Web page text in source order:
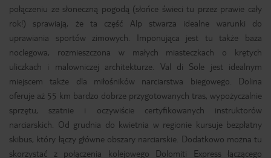
połączeniu ze słoneczną pogodą (słońce świeci tu przez prawie cały
rok!) sprawiają, że ta część Alp stwarza idealne warunki do
uprawiania sportów zimowych. Imponująca jest tu także baza
noclegowa, rozmieszczona w małych miasteczkach o krętych
uliczkach i malowniczej architekturze. Val di Sole jest idealnym
miejscem także dla miłośników narciarstwa biegowego. Dolina
oferuje aż 55 km bardzo dobrze przygotowanych tras, wypożyczalnie
sprzętu, szatnie i oczywiście certyfikowanych instruktorów
narciarskich. Od grudnia do kwietnia w regionie kursuje bezpłatny
skibus, który łączy główne obszary narciarskie. Dodatkowo można tu
skorzystać z połączenia kolejowego Dolomiti Express łączącego